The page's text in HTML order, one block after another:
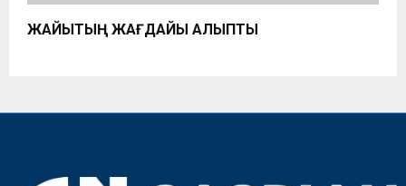
ЖАЙЫҚТЫҢ ЖАҒДАЙЫ ҚАЛЫПТЫ